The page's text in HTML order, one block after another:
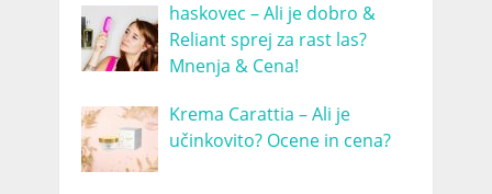
haskovec – Ali je dobro &
Reliant sprej za rast las?
Mnenja & Cena!
Krema Carattia – Ali je
učinkovito? Ocene in cena?